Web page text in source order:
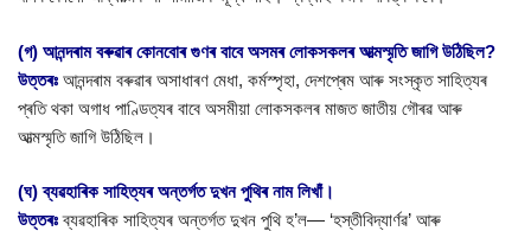
(গ) আনন্দৰাম বৰুৱাৰ কোনবোৰ গুণৰ বাবে অসমৰ লোকসকলৰ আত্মস্মৃতি জাগি উঠিছিল?
উত্তৰঃ আনন্দৰাম বৰুৱাৰ অসাধাৰণ মেধা, কৰ্মস্পৃহা, দেশপ্ৰেম আৰু সংস্কৃত সাহিত্যৰ
প্ৰতি থকা অগাধ পাণ্ডিত্যৰ বাবে অসমীয়া লোকসকলৰ মাজত জাতীয় গৌৰৱ আৰু
আত্মস্মৃতি জাগি উঠিছিল।
(ঘ) ব্যৱহাৰিক সাহিত্যৰ অন্তৰ্গত দুখন পুথিৰ নাম লিখাঁ।
উত্তৰঃব্যৱহাৰিক সাহিত্যৰ অন্তৰ্গত দুখন পুথি হ’ল— ‘হস্তীবিদ্যার্ণৱ’ আৰু